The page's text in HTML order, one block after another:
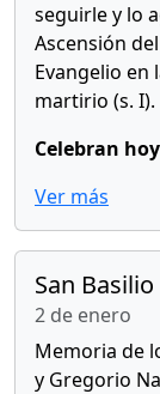
seguirle y lo
Ascensión
Evangelio en
martirio (s. I).
Celebran
Ver más
San
2 de enero
Memoria de
y Gregorio